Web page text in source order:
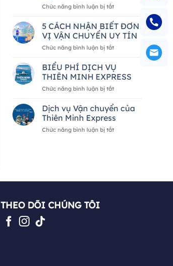
Nhật
về
Việt
Nam
2026
A
đến
Chức năng bình luận bị tắtở
vụ
mua
hộ
hàng
quốc
tế
Thiên
Express
5 CÁCH NHẬN BIẾT ĐƠN
VỊ VẬN CHUYỂN UY TÍN
Chức năng bình luận bị tắtở
CÁCH
NHẬN
BIẾT
ĐƠN
VẬN
CHUYỂN
UY
TÍN
BIỂU PHÍ DỊCH VỤ
THIÊN MINH EXPRESS
Chức năng bình luận bị tắtở
PHÍ
DỊCH
VỤ
THIÊN
Dịch vụ Vận chuyển của
Thiên Minh Express
Chức năng bình luận bị tắtở
Thiên
THEO DÕI CHÚNG TÔI